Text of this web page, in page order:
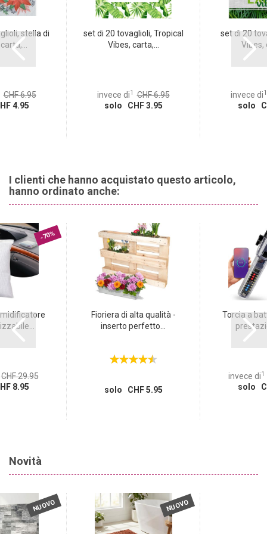
stella di
CHF 6.95
4.95
set di 20 tovaglioli, Tropical
Vibes, carta,...
invece di1 CHF 6.95
solo CHF 3.95
set di 20
Vibes,
invece di1
solo
I clienti che hanno acquistato questo articolo,
hanno ordinato anche:
-70%
CHF 29.95
8.95
Fioriera di alta qualità -
inserto perfetto...
solo CHF 5.95
Torcia a
invece di1
solo
Novità
NUOVO NUOVO